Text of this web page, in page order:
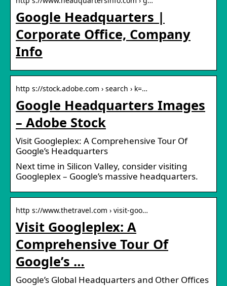
Google Headquarters |
Corporate Office, Company
Info
http s://stock.adobe.com › search › k=…
Google Headquarters Images
– Adobe Stock
Visit Googleplex: A Comprehensive Tour Of
Google’s Headquarters
Next time in Silicon Valley, consider visiting
Googleplex – Google’s massive headquarters.
http s://www.thetravel.com › visit-goo…
Visit Googleplex: A
Comprehensive Tour Of
Google’s …
Google’s Global Headquarters and Other Offices